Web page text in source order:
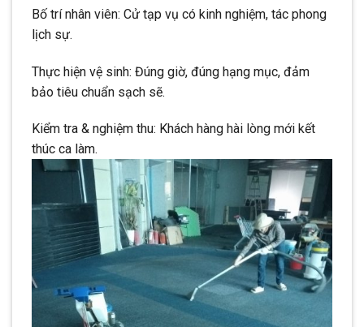
Bố trí nhân viên: Cử tạp vụ có kinh nghiệm, tác phong
lịch sự.
Thực hiện vệ sinh: Đúng giờ, đúng hạng mục, đảm
bảo tiêu chuẩn sạch sẽ.
Kiểm tra & nghiệm thu: Khách hàng hài lòng mới kết
thúc ca làm.